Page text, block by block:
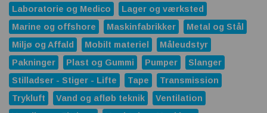
Laboratorie og Medico
Lager og værksted
Marine og offshore
Maskinfabrikker
Metal og Stål
Miljø og Affald
Mobilt materiel
Måleudstyr
Pakninger
Plast og Gummi Pumper
Slanger
Stilladser - Stiger - Lifte
Tape
Transmission
Trykluft
Vand og afløb teknik
Ventilation